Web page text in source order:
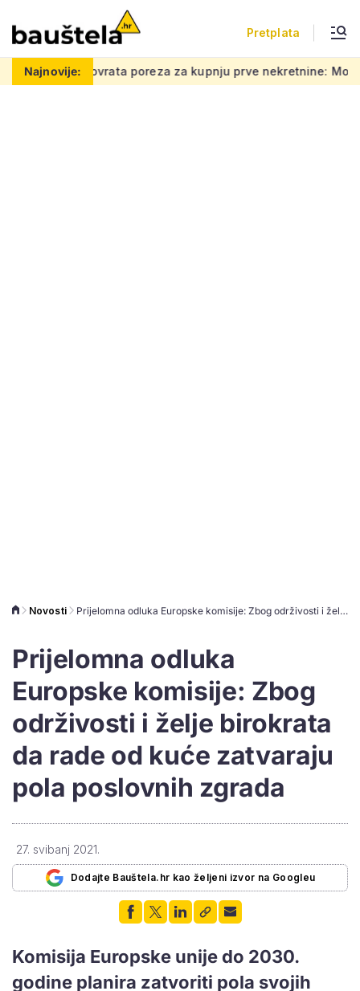
Pretplata
Najnovije:
poreza za kupnju prve nekretnine: Morate znati ovih 5
Novosti Prijelomna odluka Europske komisije: Zbog održivosti i želje birokrata da rade od kuće zatvaraju pola poslovnih zgrada
Prijelomna odluka
Europske komisije: Zbog
održivosti i želje birokrata
da rade od kuće zatvaraju
pola poslovnih zgrada
27. svibanj 2021.
Dodajte Bauštela.hr kao željeni izvor na Googleu
Komisija Europske unije do 2030.
godine planira zatvoriti pola svojih